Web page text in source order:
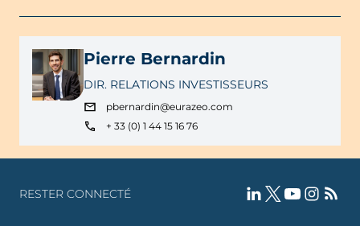
Pierre Bernardin
DIR. RELATIONS INVESTISSEURS
pbernardin@eurazeo.com
+ 33 (0) 1 44 15 16 76
RESTER CONNECTÉ